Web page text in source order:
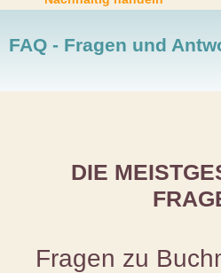
FAQ - Fragen und
DIE
Fragen zu